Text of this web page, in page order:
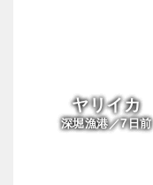
ヤリイカ
深堀漁港／7日前